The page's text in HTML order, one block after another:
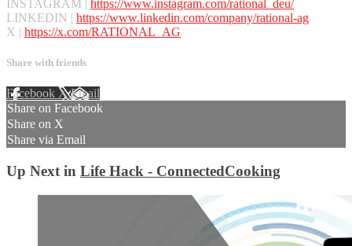
INSTAGRAM | https://www.instagram.com/rational_deu/
LINKEDIN | https://www.linkedin.com/company/rational-ag
X | https://x.com/RATIONAL_AG
Share with friends
Facebook XEmail
Share on Facebook
Share on X
Share via Email
Up Next in Life Hack - ConnectedCooking